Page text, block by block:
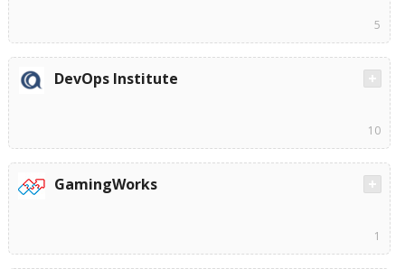
5
DevOps Institute
10
GamingWorks
1